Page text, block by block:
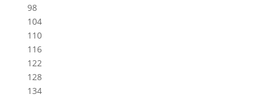
98
104
110
116
122
128
134